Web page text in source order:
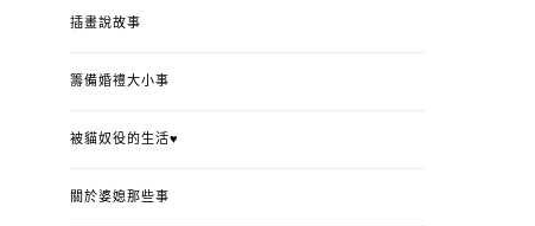
插畫說故事
籌備婚禮大小事
被貓奴役的生活♥
關於婆媳那些事